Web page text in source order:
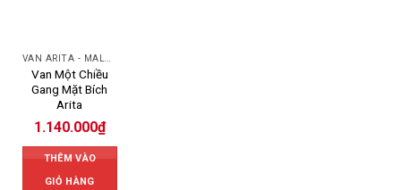
VAN ARITA - MALAYSIA
Van Một Chiều
Gang Mặt Bích
Arita
1.140.000₫
THÊM VÀO
GIỎ HÀNG